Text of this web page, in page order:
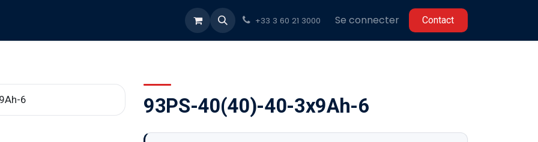
+33 3 60 21 3000 Se connecter C​​ontact
93PS-40(40)-40-3x9Ah-6